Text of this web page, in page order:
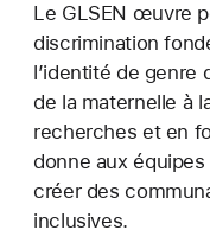
Le GLSEN œuvre
discrimination
l’identité de genre
de la maternelle à
recherches et en
donne aux
créer des
inclusives.